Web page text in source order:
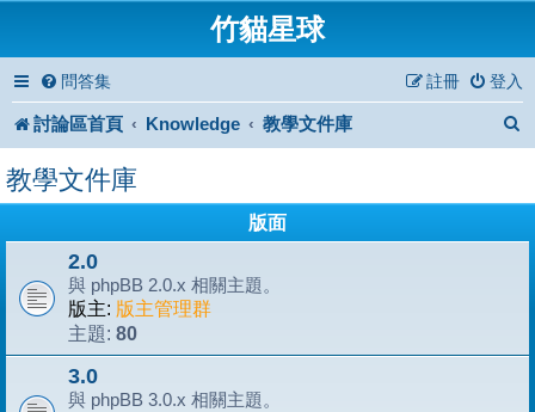
竹貓星球
問答集 登入
註冊
討論區首頁 Knowledge 教學文件庫
教學文件庫
版面
2.0
與 phpBB 2.0.x 相關主題。
版主: 版主管理群
主題: 80
3.0
與 phpBB 3.0.x 相關主題。